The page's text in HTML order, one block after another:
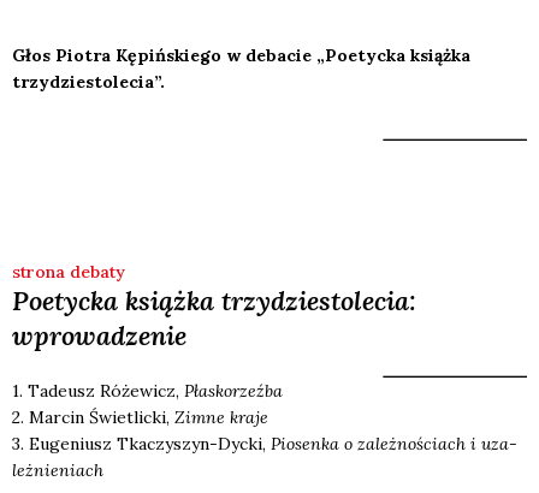
Głos Piotra Kępińskiego w debacie „Poetycka książka
trzydziestolecia”.
strona debaty
Poetycka książka trzydziestolecia:
wprowadzenie
1. Tade­usz Róże­wicz, Pła­sko­rzeź­ba
2. Mar­cin Świe­tlic­ki, Zim­ne kra­je
3. Euge­niusz Tka­czy­szyn-Dyc­ki, Pio­sen­ka o zależ­no­ściach i uza­
leż­nie­niach